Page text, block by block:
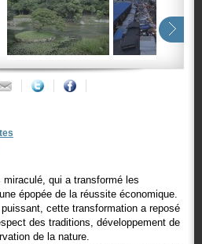
qui a transformé les
épopée de la réussite économique.
cette transformation a reposé
des traditions, développement de
de la nature.